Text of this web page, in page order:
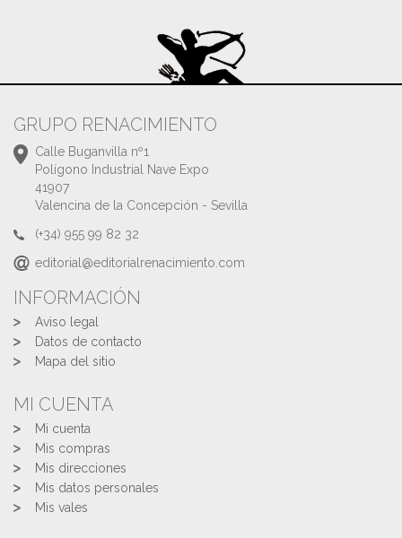
GRUPO RENACIMIENTO
Calle Buganvilla nº1
Polígono Industrial Nave Expo
41907
Valencina de la Concepción - Sevilla
(+34) 955 99 82 32
editorial@editorialrenacimiento.com
INFORMACIÓN
Aviso legal
Datos de contacto
Mapa del sitio
MI CUENTA
Mi cuenta
Mis compras
Mis direcciones
Mis datos personales
Mis vales